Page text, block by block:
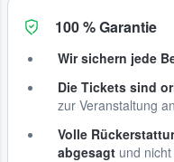
100 % Garantie
Wir sichern jede
Die Tickets sind
zur Veranstaltung
Volle
abgesagt und